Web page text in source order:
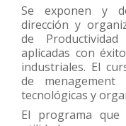
Se exponen y
dirección y
de
aplicadas con
industriales. El
de menagement
tecnológicas y
El programa